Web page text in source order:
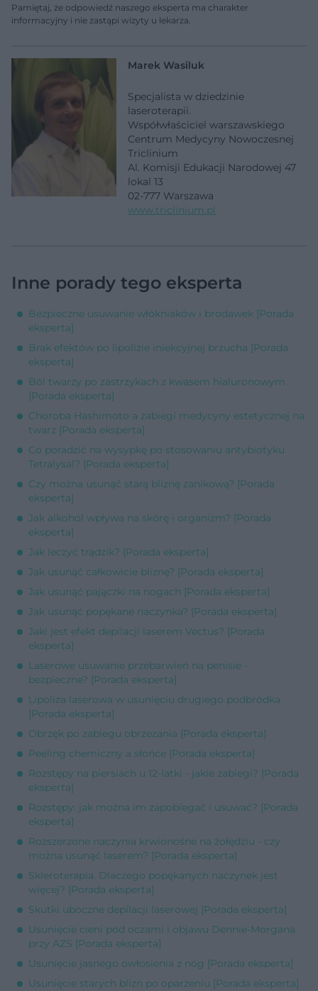
Pamiętaj, że odpowiedź naszego eksperta ma charakter
informacyjny i nie zastąpi wizyty u lekarza.
Marek Wasiluk
Specjalista w dziedzinie
laseroterapii.
Współwłaściciel warszawskiego
Centrum Medycyny Nowoczesnej
Triclinium
Al. Komisji Edukacji Narodowej 47
lokal 13
02-777 Warszawa
www.triclinium.pl
Inne porady tego eksperta
Bezpieczne usuwanie włókniaków i brodawek [Porada
eksperta]
Brak efektów po lipolizie iniekcyjnej brzucha [Porada
eksperta]
Ból twarzy po zastrzykach z kwasem hialuronowym
[Porada eksperta]
Choroba Hashimoto a zabiegi medycyny estetycznej na
twarz [Porada eksperta]
Co poradzić na wysypkę po stosowaniu antybiotyku
Tetralysal? [Porada eksperta]
Czy można usunąć starą bliznę zanikową? [Porada
eksperta]
Jak alkohol wpływa na skórę i organizm? [Porada
eksperta]
Jak leczyć trądzik? [Porada eksperta]
Jak usunąć całkowicie bliznę? [Porada eksperta]
Jak usunąć pajączki na nogach [Porada eksperta]
Jak usunąć popękane naczynka? [Porada eksperta]
Jaki jest efekt depilacji laserem Vectus? [Porada
eksperta]
Laserowe usuwanie przebarwień na penisie -
bezpieczne? [Porada eksperta]
Lipoliza laserowa w usunięciu drugiego podbródka
[Porada eksperta]
Obrzęk po zabiegu obrzezania [Porada eksperta]
Peeling chemiczny a słońce [Porada eksperta]
Rozstępy na piersiach u 12-latki - jakie zabiegi? [Porada
eksperta]
Rozstępy: jak można im zapobiegać i usuwać? [Porada
eksperta]
Rozszerzone naczynia krwionośne na żołędziu - czy
można usunąć laserem? [Porada eksperta]
Skleroterapia. Dlaczego popękanych naczynek jest
więcej? [Porada eksperta]
Skutki uboczne depilacji laserowej [Porada eksperta]
Usunięcie cieni pod oczami i objawu Dennie-Morgana
przy AZS [Porada eksperta]
Usunięcie jasnego owłosienia z nóg [Porada eksperta]
Usunięcie starych blizn po oparzeniu [Porada eksperta]